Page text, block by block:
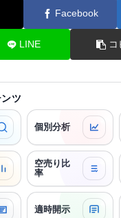
Facebook
LINE コ
ツ
個別分析
空売り比
率
適時開示